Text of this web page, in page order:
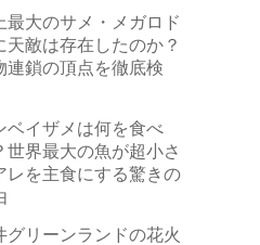
最大のサメ・メガロド
天敵は存在したのか？
連鎖の頂点を徹底検
ベイザメは何を食べ
世界最大の魚が超小さ
レを主食にする驚きの
グリーンランドの花火